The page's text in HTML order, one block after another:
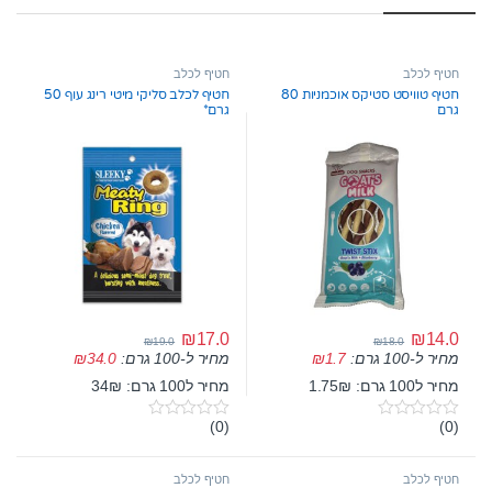
חטיף לכלב
חטיף טוויסט סטיקס אוכמניות 80
גרם
₪14.0
₪18.0
מחיר ל-100 גרם: ₪1.7
מחיר ל100 גרם: 1.75₪
0
t
(0)
חטיף לכלב
חטיף לכלב סליקי מיטי רינג עוף 50
גרם*
₪17.0
₪19.0
מחיר ל-100 גרם: ₪34.0
מחיר ל100 גרם: 34₪
0
t
(0)
חטיף לכלב חטיף לכלב